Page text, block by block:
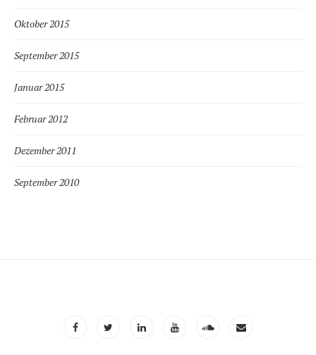
Oktober 2015
September 2015
Januar 2015
Februar 2012
Dezember 2011
September 2010